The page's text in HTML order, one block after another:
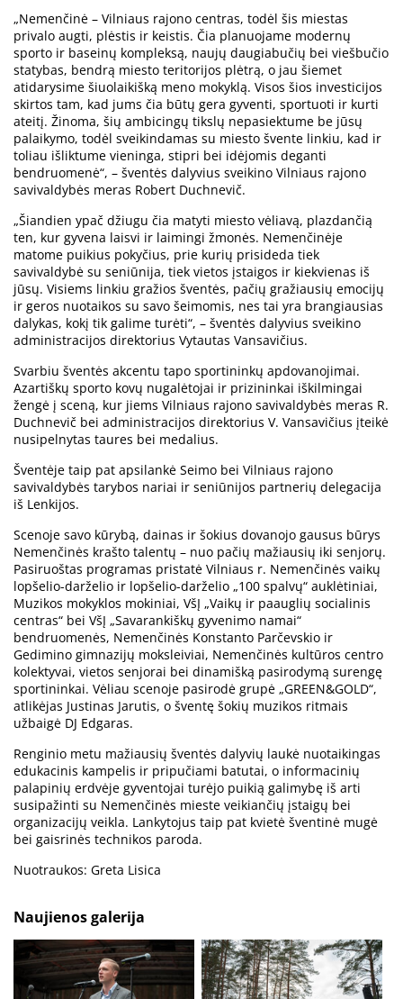
„Nemenčinė – Vilniaus rajono centras, todėl šis miestas
privalo augti, plėstis ir keistis. Čia planuojame modernų
sporto ir baseinų kompleksą, naujų daugiabučių bei viešbučio
statybas, bendrą miesto teritorijos plėtrą, o jau šiemet
atidarysime šiuolaikišką meno mokyklą. Visos šios investicijos
skirtos tam, kad jums čia būtų gera gyventi, sportuoti ir kurti
ateitį. Žinoma, šių ambicingų tikslų nepasiektume be jūsų
palaikymo, todėl sveikindamas su miesto švente linkiu, kad ir
toliau išliktume vieninga, stipri bei idėjomis deganti
bendruomenė“, – šventės dalyvius sveikino Vilniaus rajono
savivaldybės meras Robert Duchnevič.
„Šiandien ypač džiugu čia matyti miesto vėliavą, plazdančią
ten, kur gyvena laisvi ir laimingi žmonės. Nemenčinėje
matome puikius pokyčius, prie kurių prisideda tiek
savivaldybė su seniūnija, tiek vietos įstaigos ir kiekvienas iš
jūsų. Visiems linkiu gražios šventės, pačių gražiausių emocijų
ir geros nuotaikos su savo šeimomis, nes tai yra brangiausias
dalykas, kokį tik galime turėti“, – šventės dalyvius sveikino
administracijos direktorius Vytautas Vansavičius.
Svarbiu šventės akcentu tapo sportininkų apdovanojimai.
Azartiškų sporto kovų nugalėtojai ir prizininkai iškilmingai
žengė į sceną, kur jiems Vilniaus rajono savivaldybės meras R.
Duchnevič bei administracijos direktorius V. Vansavičius įteikė
nusipelnytas taures bei medalius.
Šventėje taip pat apsilankė Seimo bei Vilniaus rajono
savivaldybės tarybos nariai ir seniūnijos partnerių delegacija
iš Lenkijos.
Scenoje savo kūrybą, dainas ir šokius dovanojo gausus būrys
Nemenčinės krašto talentų – nuo pačių mažiausių iki senjorų.
Pasiruoštas programas pristatė Vilniaus r. Nemenčinės vaikų
lopšelio-darželio ir lopšelio-darželio „100 spalvų“ auklėtiniai,
Muzikos mokyklos mokiniai, VšĮ „Vaikų ir paauglių socialinis
centras“ bei VšĮ „Savarankiškų gyvenimo namai“
bendruomenės, Nemenčinės Konstanto Parčevskio ir
Gedimino gimnazijų moksleiviai, Nemenčinės kultūros centro
kolektyvai, vietos senjorai bei dinamišką pasirodymą surengę
sportininkai. Vėliau scenoje pasirodė grupė „GREEN&GOLD“,
atlikėjas Justinas Jarutis, o šventę šokių muzikos ritmais
užbaigė DJ Edgaras.
Renginio metu mažiausių šventės dalyvių laukė nuotaikingas
edukacinis kampelis ir pripučiami batutai, o informacinių
palapinių erdvėje gyventojai turėjo puikią galimybę iš arti
susipažinti su Nemenčinės mieste veikiančių įstaigų bei
organizacijų veikla. Lankytojus taip pat kvietė šventinė mugė
bei gaisrinės technikos paroda.
Nuotraukos: Greta Lisica
Naujienos galerija